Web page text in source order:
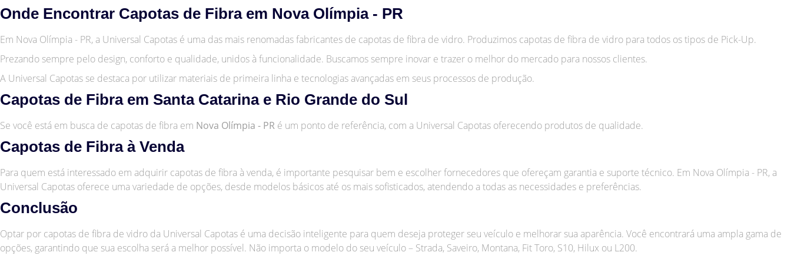
Onde Encontrar Capotas de Fibra em Nova Olímpia - PR
Em Nova Olímpia - PR, a Universal Capotas é uma das mais renomadas fabricantes de capotas de fibra de vidro. Produzimos capotas de fibra de vidro para todos os tipos de Pick-Up.
Prezando sempre pelo design, conforto e qualidade, unidos à funcionalidade. Buscamos sempre inovar e trazer o melhor do mercado para nossos clientes.
A Universal Capotas se destaca por utilizar materiais de primeira linha e tecnologias avançadas em seus processos de produção.
Capotas de Fibra em Santa Catarina e Rio Grande do Sul
Se você está em busca de capotas de fibra em Nova Olímpia - PR é um ponto de referência, com a Universal Capotas oferecendo produtos de qualidade.
Capotas de Fibra à Venda
Para quem está interessado em adquirir capotas de fibra à venda, é importante pesquisar bem e escolher fornecedores que ofereçam garantia e suporte técnico. Em Nova Olímpia - PR, a
Universal Capotas oferece uma variedade de opções, desde modelos básicos até os mais sofisticados, atendendo a todas as necessidades e preferências.
Conclusão
Optar por capotas de fibra de vidro da Universal Capotas é uma decisão inteligente para quem deseja proteger seu veículo e melhorar sua aparência. Você encontrará uma ampla gama de
opções, garantindo que sua escolha será a melhor possível. Não importa o modelo do seu veículo – Strada, Saveiro, Montana, Fit Toro, S10, Hilux ou L200.